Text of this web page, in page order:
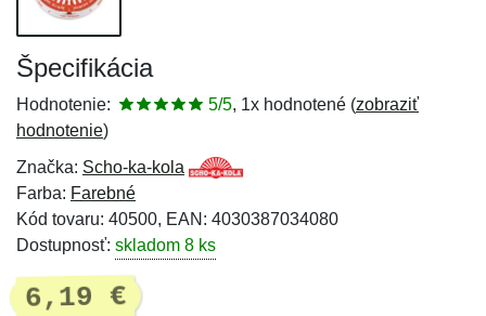
Špecifikácia
Hodnotenie: 5/5, 1x hodnotené (zobraziť
hodnotenie)
Značka: Scho-ka-kola
Farba: Farebné
Kód tovaru: 40500, EAN: 4030387034080
Dostupnosť: skladom 8 ks
6,19 €